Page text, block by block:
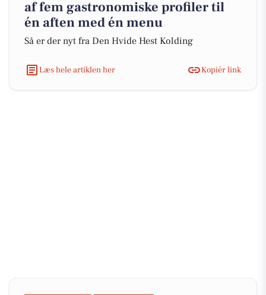
af fem gastronomiske profiler til
én aften med én menu
Så er der nyt fra Den Hvide Hest Kolding
Læs hele artiklen her Kopiér link